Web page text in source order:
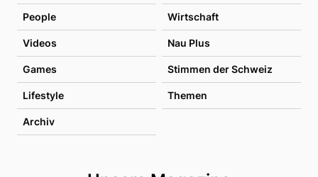
People Wirtschaft
Videos Nau Plus
Games Stimmen der Schweiz
Lifestyle Themen
Archiv